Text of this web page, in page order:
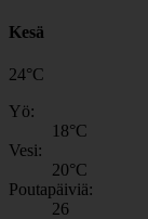
Kesä
24°C
Yö:
18°C
Vesi:
20°C
Poutapäiviä:
26